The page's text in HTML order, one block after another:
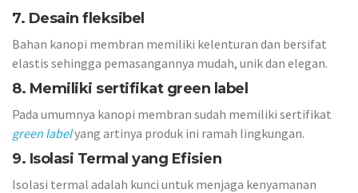
7. Desain fleksibel
Bahan kanopi membran memiliki kelenturan dan bersifat
elastis sehingga pemasangannya mudah, unik dan elegan.
8. Memiliki sertifikat green label
Pada umumnya kanopi membran sudah memiliki sertifikat
green labelyang artinya produk ini ramah lingkungan.
9. Isolasi Termal yang Efisien
Isolasi termal adalah kunci untuk menjaga kenyamanan